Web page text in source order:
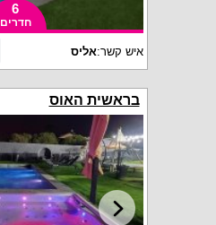
6
חדרים
איש קשר:אליס
בראשית האוס